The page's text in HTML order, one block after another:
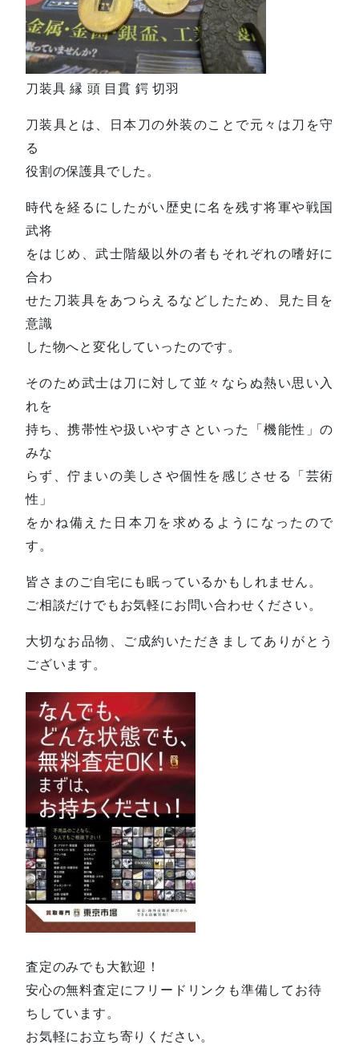
刀装具 縁 頭 目貫 鍔 切羽
刀装具とは、日本刀の外装のことで元々は刀を守
る
役割の保護具でした。
時代を経るにしたがい歴史に名を残す将軍や戦国
武将
をはじめ、武士階級以外の者もそれぞれの嗜好に
合わ
せた刀装具をあつらえるなどしたため、見た目を
意識
した物へと変化していったのです。
そのため武士は刀に対して並々ならぬ熱い思い入
れを
持ち、携帯性や扱いやすさといった「機能性」の
みな
らず、佇まいの美しさや個性を感じさせる「芸術
性」
をかね備えた日本刀を求めるようになったので
す。
皆さまのご自宅にも眠っているかもしれません。
ご相談だけでもお気軽にお問い合わせください。
大切なお品物、ご成約いただきましてありがとう
ございます。
査定のみでも大歓迎！
安心の無料査定にフリードリンクも準備してお待
ちしています。
お気軽にお立ち寄りください。